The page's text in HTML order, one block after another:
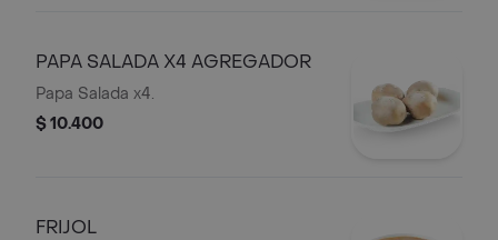
PAPA SALADA X4 AGREGADOR
Papa Salada x4.
$ 10.400
FRIJOL